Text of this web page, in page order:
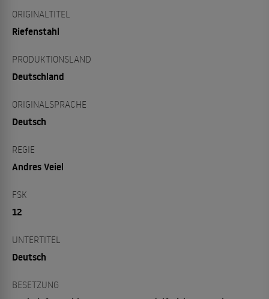
ORIGINALTITEL
Riefenstahl
PRODUKTIONSLAND
Deutschland
ORIGINALSPRACHE
Deutsch
REGIE
Andres Veiel
FSK
12
UNTERTITEL
Deutsch
BESETZUNG